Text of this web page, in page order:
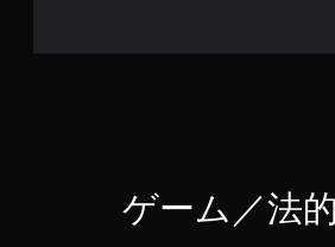
ゲーム／法